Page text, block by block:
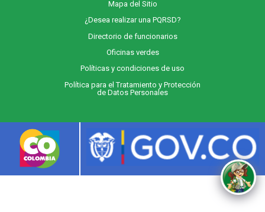
Mapa del Sitio
¿Desea realizar una PQRSD?
Directorio de funcionarios
Oficinas verdes
Políticas y condiciones de uso
Política para el Tratamiento y Protección
de Datos Personales